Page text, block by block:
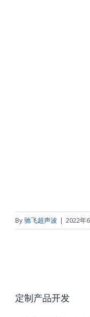
By驰飞超声波 | 2022年
定制产品开发